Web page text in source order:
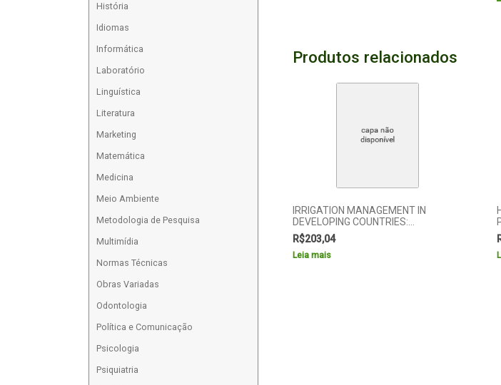
Produtos relacionados
IRRIGATION MANAGEMENT IN
DEVELOPING COUNTRIES:…
R$203,04
Leia mais
História
Idiomas
Informática
Laboratório
Linguística
Literatura
Marketing
Matemática
Medicina
Meio Ambiente
Metodologia de Pesquisa
Multimídia
Normas Técnicas
Obras Variadas
Odontologia
Política e Comunicação
Psicologia
Psiquiatria